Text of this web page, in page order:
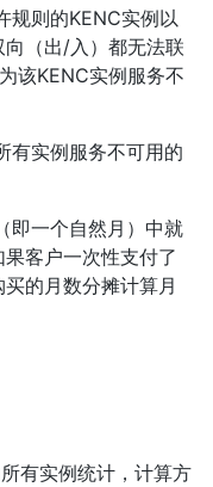
规则的KENC实例以
（出/入）都无法联
该KENC实例服务不
有实例服务不可用的
即一个自然月）中就
客户一次性支付了
的月数分摊计算月
有实例统计，计算方